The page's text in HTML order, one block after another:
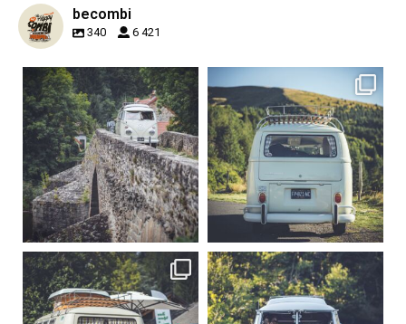
becombi
340 6 421
becombi
Sep 15
219
3
Sep 12
216
3
becombi becombi